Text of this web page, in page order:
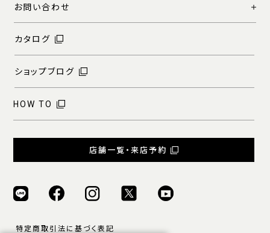
お問い合わせ
カタログ
ショップブログ
HOW TO
店舗一覧・来店予約
特定商取引法に基づく表記